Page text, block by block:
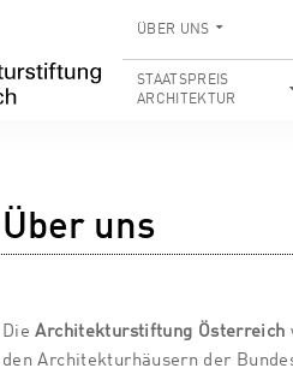
ÜBER UNS
STAATSPREIS
ARCHITEKTUR
Über uns
DieArchitekturstiftung Österreich
den Architekturhäusern der